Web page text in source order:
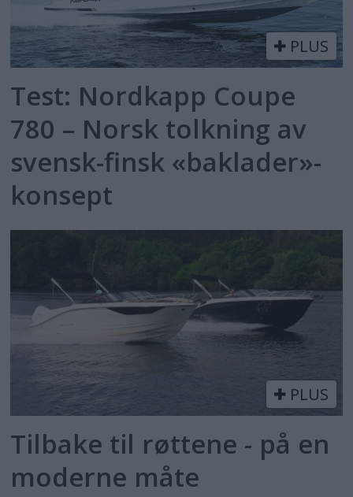
PLUS
Test: Nordkapp Coupe
780 – Norsk tolkning av
svensk-finsk «baklader»-
konsept
PLUS
Tilbake til røttene - på en
moderne måte